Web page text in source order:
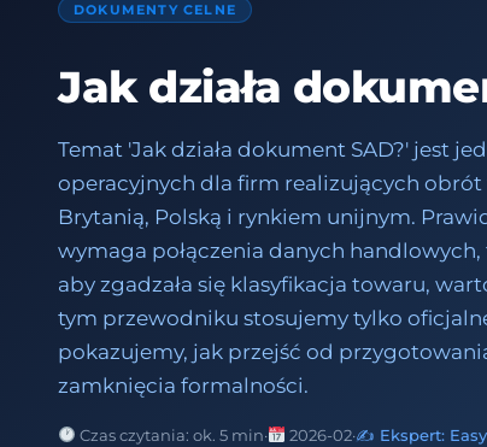
DOKUMENTY CELNE
Jak działa
Temat 'Jak działa dokument SAD?' jest
operacyjnych dla firm realizujących
Brytanią, Polską i rynkiem unijnym.
wymaga połączenia danych
aby zgadzała się klasyfikacja towaru,
tym przewodniku stosujemy tylko
pokazujemy, jak przejść od
zamknięcia formalności.
Czas czytania: ok. 5 min· 2026-02·✍️ Ekspert: Easy